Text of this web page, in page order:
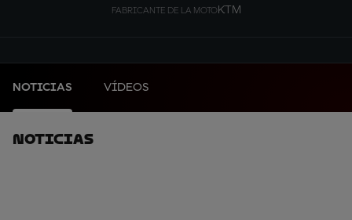
FABRICANTE DE LA MOTO KTM
NOTICIAS VÍDEOS
Noticias